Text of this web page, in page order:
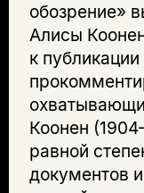
обозрение»
Алисы
к
Коонен
равной
документов